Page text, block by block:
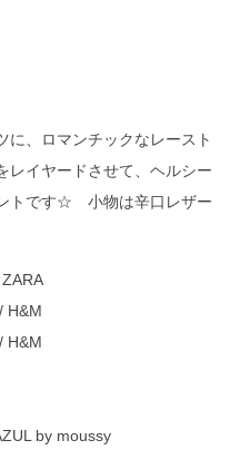
に、ロマンチックなレースト
イヤードさせて、ヘルシー
トです☆ 小物は辛口レザー
H&M
H&M
by moussy